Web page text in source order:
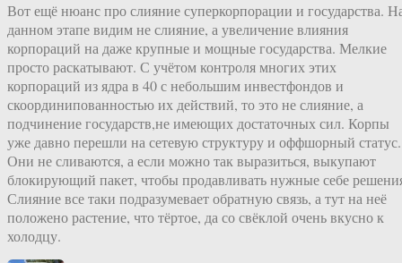
Вот ещё нюанс про слияние суперкорпорации и государства.
данном этапе видим не слияние, а увеличение влияния
корпораций на даже крупные и мощные государства. Мелкие
просто раскатывают. С учётом контроля многих этих
корпораций из ядра в 40 с небольшим инвестфондов и
скоординипованностью их действий, то это не слияние, а
подчинение государств,не имеющих достаточных сил. Корпы
уже давно перешли на сетевую структуру и оффшорный статус.
Они не сливаются, а если можно так выразиться, выкупают
блокирующий пакет, чтобы продавливать нужные себе
Слияние все таки подразумевает обратную связь, а тут на неё
положено растение, что тёртое, да со свёклой очень вкусно к
холодцу.